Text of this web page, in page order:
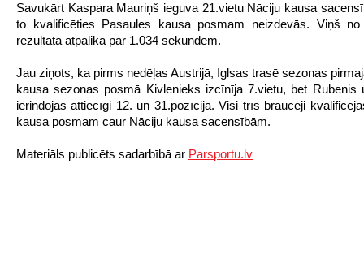
Savukārt Kaspara Mauriņš ieguva 21.vietu Nāciju kausa
to kvalificēties Pasaules kausa posmam neizdevās. Viņš no
rezultāta atpalika par 1.034 sekundēm.
Jau ziņots, ka pirms nedēļas Austrijā, Īglsas trasē sezonas
kausa sezonas posmā Kivlenieks izcīnīja 7.vietu, bet Rubenis
ierindojās attiecīgi 12. un 31.pozīcijā. Visi trīs braucēji
kausa posmam caur Nāciju kausa sacensībām.
Materiāls publicēts sadarbībā ar Parsportu.lv